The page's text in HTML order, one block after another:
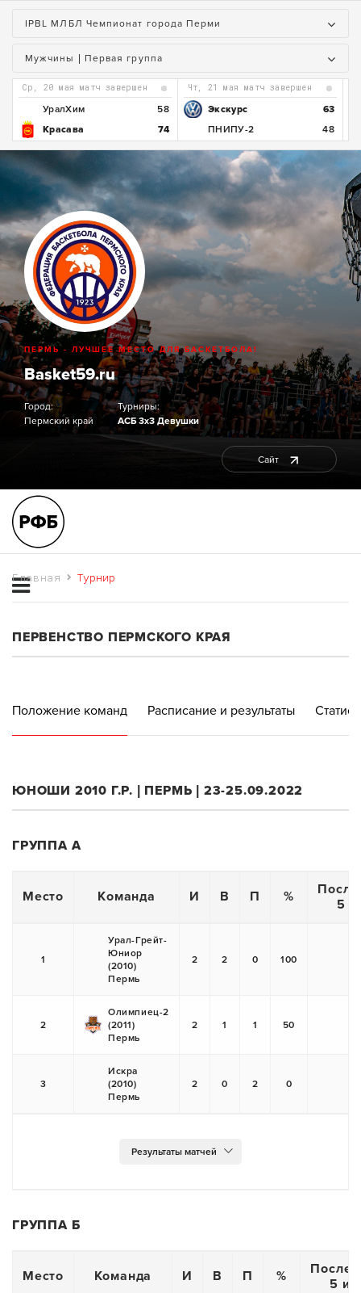
IPBL МЛБЛ Чемпионат города Перми
Мужчины | Первая группа
ср, 20 мая матч завершен
УралХим
58
Красава
74
чт, 21 мая матч завершен
Экскурс
63
ПНИПУ-2
48
ПЕРМЬ - ЛУЧШЕЕ МЕСТО ДЛЯ БАСКЕТБОЛА!
Basket59.ru
Город:
Пермский край
Турниры:
АСБ 3х3 Девушки
Сайт
Главная Турнир
ПЕРВЕНСТВО ПЕРМСКОГО КРАЯ
Положение команд Расписание и результаты
ЮНОШИ 2010 Г.Р. | ПЕРМЬ | 23-25.09.2022
ГРУППА А
Место Команда И В П %
5
1
Урал-Грейт-
Юниор
(2010)
Пермь
2 2 0 100
2
Олимпиец-2
(2011)
Пермь
2 1 1 50
3
Искра
(2010)
Пермь
2 0 2 0
ГРУППА Б
Место Команда И В П %
5